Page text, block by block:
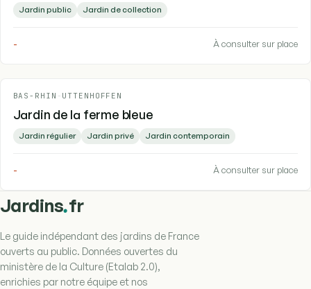
Jardin public Jardin de collection
- À consulter sur place
BAS-RHIN - UTTENHOFFEN
Jardin de la ferme bleue
Jardin régulier Jardin privé Jardin contemporain
- À consulter sur place
Jardins.fr
Le guide indépendant des jardins de France
ouverts au public. Données ouvertes du
ministère de la Culture (Etalab 2.0),
enrichies par notre équipe et nos